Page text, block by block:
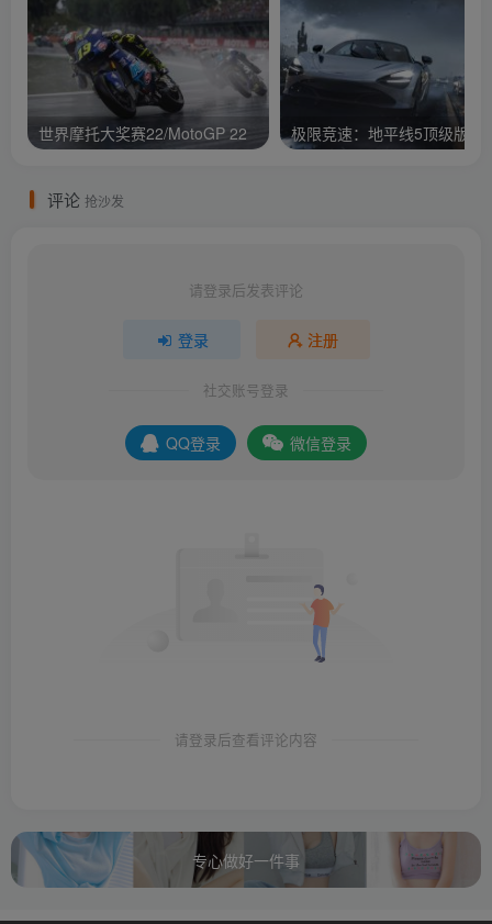
世界摩托大奖赛22/MotoGP 22
评论 抢沙发
请登录后发表评论
登录 注册
社交账号登录
QQ登录 微信登录
请登录后查看评论内容
专心做好一件事